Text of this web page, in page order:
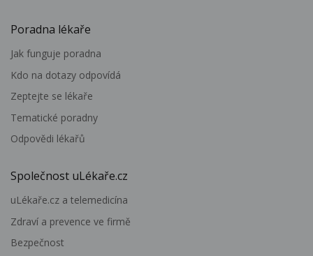
Poradna lékaře
Jak funguje poradna
Kdo na dotazy odpovídá
Zeptejte se lékaře
Tematické poradny
Odpovědi lékařů
Společnost uLékaře.cz
uLékaře.cz a telemedicína
Zdraví a prevence ve firmě
Bezpečnost